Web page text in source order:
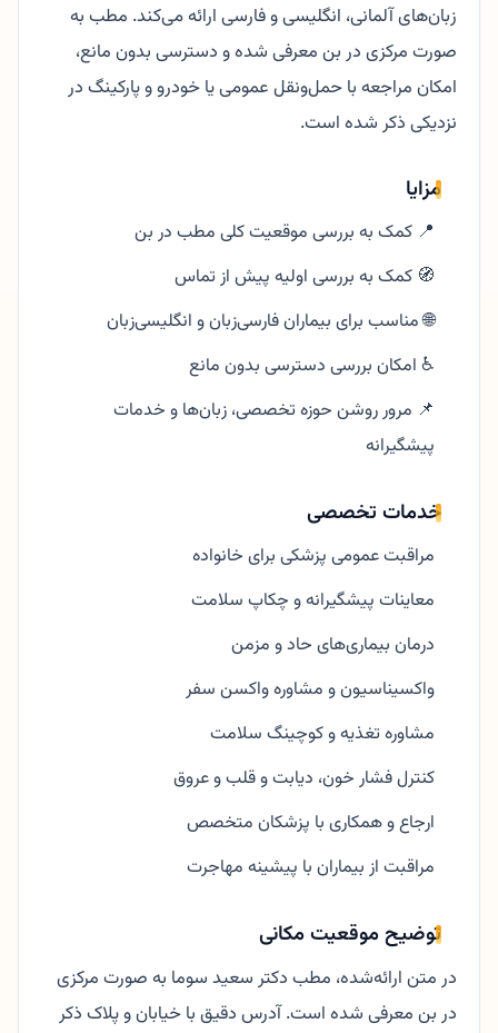
زبان‌های آلمانی، انگلیسی و فارسی ارائه می‌کند. مطب به
صورت مرکزی در بن معرفی شده و دسترسی بدون مانع،
امکان مراجعه با حمل‌ونقل عمومی یا خودرو و پارکینگ در
نزدیکی ذکر شده است.
مزایا
📍 کمک به بررسی موقعیت کلی مطب در بن
🧭 کمک به بررسی اولیه پیش از تماس
🌐 مناسب برای بیماران فارسی‌زبان و انگلیسی‌زبان
♿ امکان بررسی دسترسی بدون مانع
📌 مرور روشن حوزه تخصصی، زبان‌ها و خدمات
پیشگیرانه
خدمات تخصصی
مراقبت عمومی پزشکی برای خانواده
معاینات پیشگیرانه و چکاپ سلامت
درمان بیماری‌های حاد و مزمن
واکسیناسیون و مشاوره واکسن سفر
مشاوره تغذیه و کوچینگ سلامت
کنترل فشار خون، دیابت و قلب و عروق
ارجاع و همکاری با پزشکان متخصص
مراقبت از بیماران با پیشینه مهاجرت
توضیح موقعیت مکانی
در متن ارائه‌شده، مطب دکتر سعید سوما به صورت مرکزی
در بن معرفی شده است. آدرس دقیق با خیابان و پلاک ذکر